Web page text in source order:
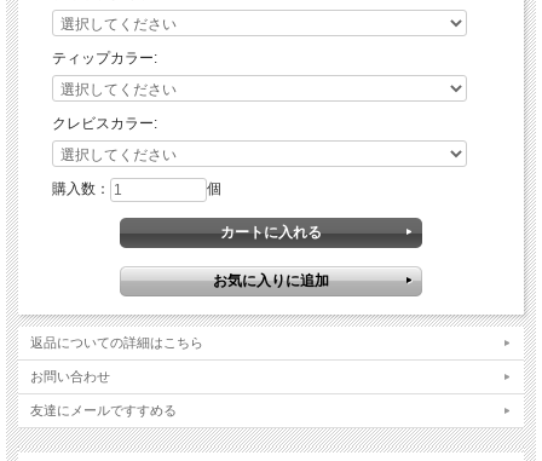
チタンティップ：
※カラーは選べません。
ティップカラー:
クレビスカラー:
購入数： 個
返品についての詳細はこちら
お問い合わせ
友達にメールですすめる